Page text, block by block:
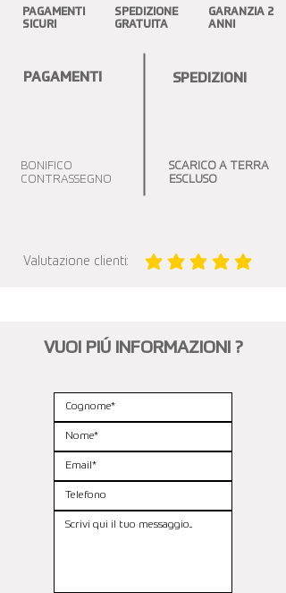
PAGAMENTI
SICURI
SPEDIZIONE
GRATUITA
GARANZIA 2
ANNI
PAGAMENTI SPEDIZIONI
BONIFICO
CONTRASSEGNO
SCARICO A TERRA
ESCLUSO
Valutazione clienti: la valutazione media è 5 su
VUOI PIÚ INFORMAZIONI ?